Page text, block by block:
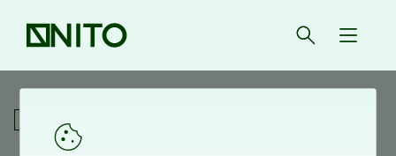
Forsiden Åpne søk
{
Metrologisk sporbar
Faglige